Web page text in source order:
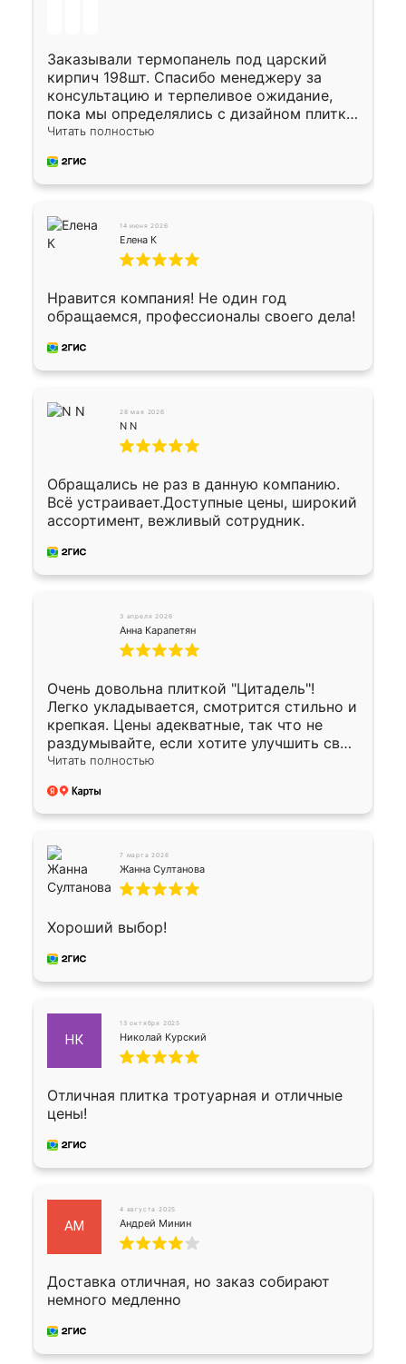
Заказывали термопанель под царский
кирпич 198шт. Спасибо менеджеру за
консультацию и терпеливое ожидание,
пока мы определялись с дизайном плитки.
Исполнен заказ в срок, спасибо
предоплата наличкой 50%. Накануне с
водителем договорились о доставке в
Окончательный расчет при получении.
Огромная благодарность водителю, помог
выгрузить. Получили коробку плитки на
Осталось дело за малым-монтировать)))
Подарили два больших вазона трапеция
из архитектурного бетона-красота.
Читать полностью
14 июня 2026
Елена К
Нравится компания! Не один год
обращаемся, профессионалы своего дела!
28 мая 2026
N N
Обращались не раз в данную компанию.
Всё устраивает.Доступные цены, широкий
ассортимент, вежливый сотрудник.
3 апреля 2026
Анна Карапетян
Очень довольна плиткой "Цитадель"!
Легко укладывается, смотрится стильно и
крепкая. Цены адекватные, так что не
раздумывайте, если хотите улучшить свой
двор!
Читать полностью
7 марта 2026
Жанна Султанова
Хороший выбор!
НК
13 октября 2025
Николай Курский
Отличная плитка тротуарная и отличные
цены!
АМ
4 августа 2025
Андрей Минин
Доставка отличная, но заказ собирают
немного медленно